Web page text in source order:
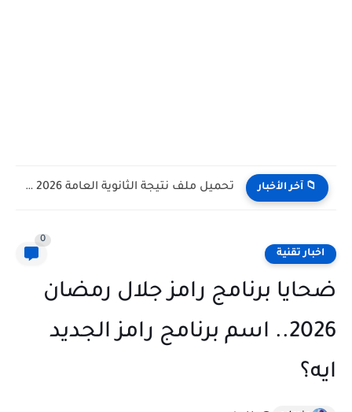
📁 آخر الأخبار كيف تختار العطر المناسب للعمل والمناسبات الصيفية؟
اخبار تقنية
0
ضحايا برنامج رامز جلال رمضان
2026.. اسم برنامج رامز الجديد
ايه؟